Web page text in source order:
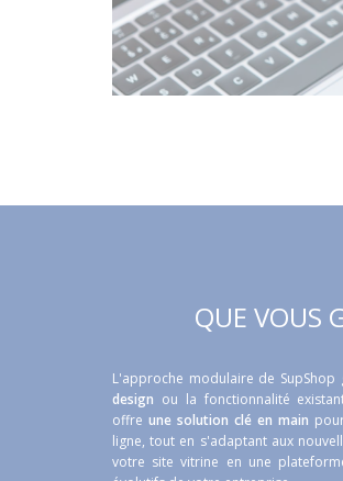
QUE VOUS
L'approche modulaire de
design ou la fonctionnalité
offreune solution clé en main
ligne, tout en s'adaptant aux
votre site vitrine en une